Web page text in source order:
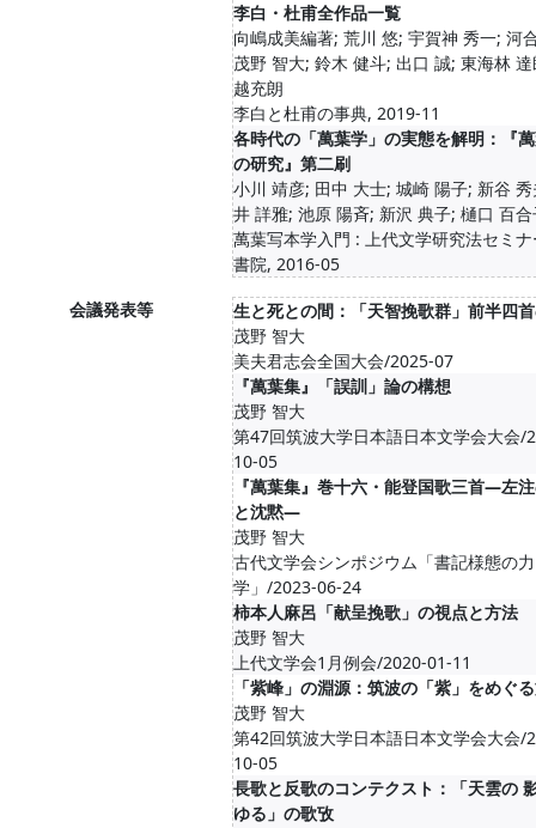
李白・杜甫全作品一覧
向嶋成美編著; 荒川 悠; 宇賀神 秀一; 河
茂野 智大; 鈴木 健斗; 出口 誠; 東海林
越充朗
李白と杜甫の事典, 2019-11
各時代の「萬葉学」の実態を解明：『
の研究』第二刷
小川 靖彦; 田中 大士; 城崎 陽子; 新谷
井 詳雅; 池原 陽斉; 新沢 典子; 樋口 百
萬葉写本学入門 : 上代文学研究法セミ
書院, 2016-05
会議発表等
生と死との間：「天智挽歌群」前半四
茂野 智大
美夫君志会全国大会/2025-07
『萬葉集』「誤訓」論の構想
茂野 智大
第47回筑波大学日本語日本文学会大会/
10-05
『萬葉集』巻十六・能登国歌三首―左
と沈黙―
茂野 智大
古代文学会シンポジウム「書記様態の力
学」/2023-06-24
柿本人麻呂「献呈挽歌」の視点と方法
茂野 智大
上代文学会1月例会/2020-01-11
「紫峰」の淵源：筑波の「紫」をめぐ
茂野 智大
第42回筑波大学日本語日本文学会大会/
10-05
長歌と反歌のコンテクスト：「天雲の
ゆる」の歌攷